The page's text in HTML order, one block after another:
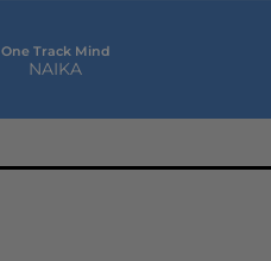
One Track Mind
NAIKA